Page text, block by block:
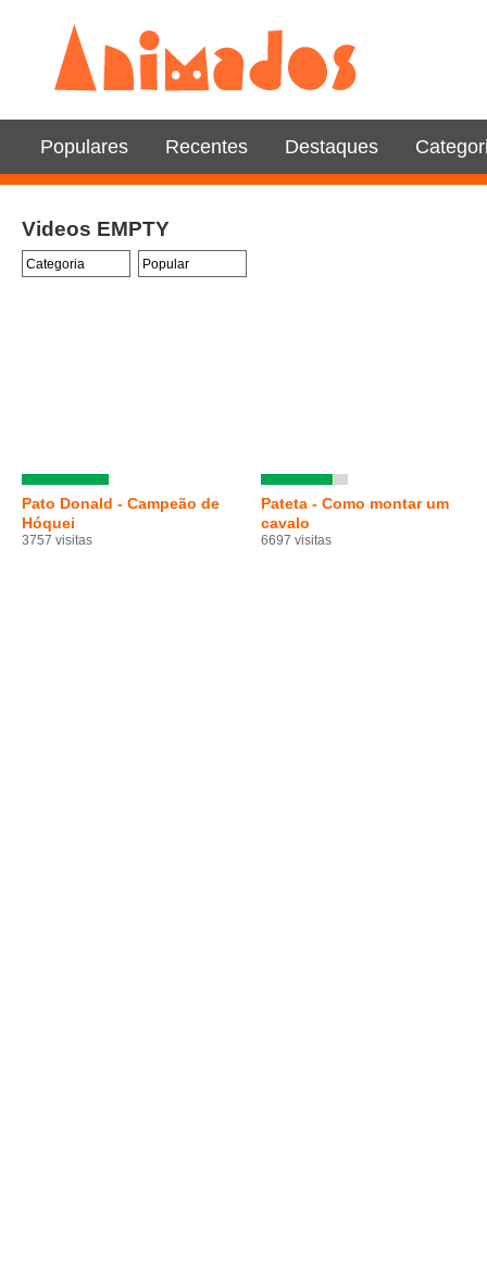
Populares Recentes Destaques
Videos EMPTY
Pato Donald - Campeão de
Hóquei
3757 visitas
Pateta - Como montar um
cavalo
6697 visitas